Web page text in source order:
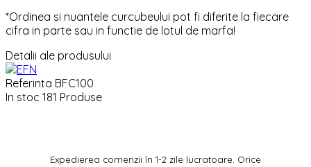
*Ordinea si nuantele curcubeului pot fi diferite la fiecare
cifra in parte sau in functie de lotul de marfa!
Detalii ale produsului
Referinta BFC100
In stoc 181 Produse
Expedierea comenzii în 1-2 zile lucratoare. Orice